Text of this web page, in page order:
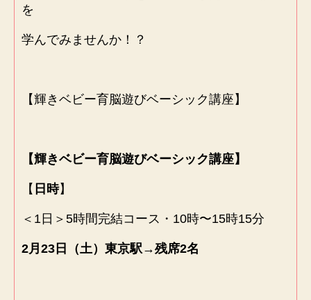
を
学んでみませんか！？
【輝きベビー育脳遊びベーシック講座】
【輝きベビー育脳遊びベーシック講座】
【 日時】
＜1日＞5時間完結コース・10時〜15時15分
2月23日（土）東京駅→残席2名